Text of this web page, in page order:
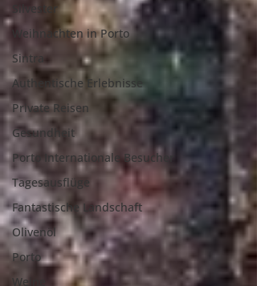
Silvester
Weihnachten in Porto
Sintra
Authentische Erlebnisse
Private Reisen
Gesundheit
Porto Internationale Besucher
Tagesausflüge
Fantastische Landschaft
Olivenöl
Porto
Weine